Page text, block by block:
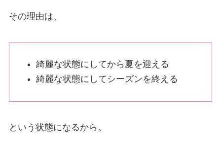
その理由は、
綺麗な状態にしてから夏を迎える
綺麗な状態にしてシーズンを終える
という状態になるから。